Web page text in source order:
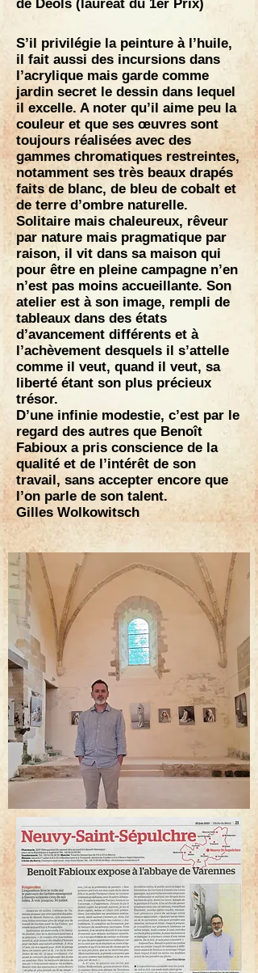
de Déols (lauréat du 1er Prix)
S’il privilégie la peinture à l’huile,
il fait aussi des incursions dans
l’acrylique mais garde comme
jardin secret le dessin dans lequel
il excelle. A noter qu’il aime peu la
couleur et que ses œuvres sont
toujours réalisées avec des
gammes chromatiques restreintes,
notamment ses très beaux drapés
faits de blanc, de bleu de cobalt et
de terre d’ombre naturelle.
Solitaire mais chaleureux, rêveur
par nature mais pragmatique par
raison, il vit dans sa maison qui
pour être en pleine campagne n’en
n’est pas moins accueillante. Son
atelier est à son image, rempli de
tableaux dans des états
d’avancement différents et à
l’achèvement desquels il s’attelle
comme il veut, quand il veut, sa
liberté étant son plus précieux
trésor.
D’une infinie modestie, c’est par le
regard des autres que Benoît
Fabioux a pris conscience de la
qualité et de l’intérêt de son
travail, sans accepter encore que
l’on parle de son talent.
Gilles Wolkowitsch